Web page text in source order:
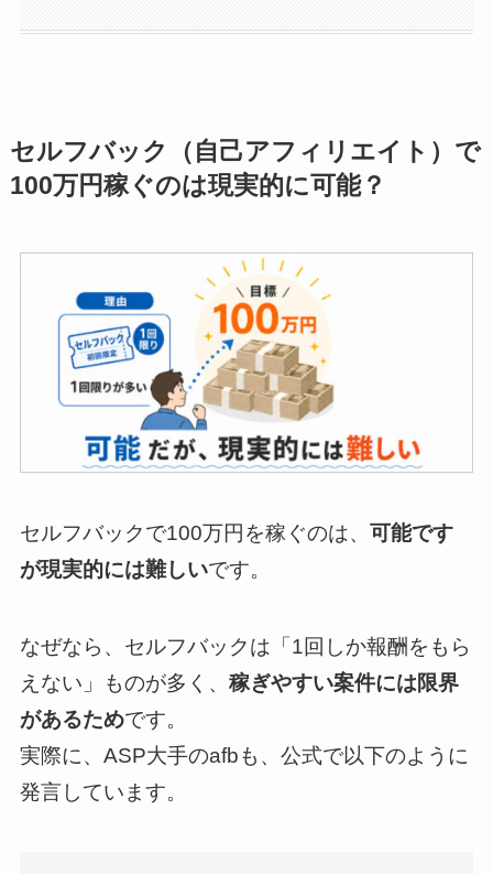
セルフバック（自己アフィリエイト）で
100万円稼ぐのは現実的に可能？
セルフバックで100万円を稼ぐのは、 可能です
が現実的には難しいです。
なぜなら、セルフバックは「1回しか報酬をもら
えない」ものが多く、 稼ぎやすい案件には限界
があるためです。
実際に、ASP大手のafbも、公式で以下のように
発言しています。